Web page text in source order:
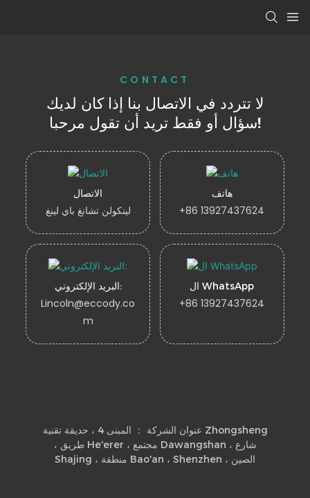
CONTACT
لا تتردد في الاتصال بنا إذا كان لديك
سؤال أو فقط تريد أن تقول مرحبا!
الاتصال
لينكولن تشانغ باي لينغ
هاتف
+86 13927437624
البريد الإلكتروني:
Lincoln@eccody.co
m
ال WhatsApp
+86 13927437624
عنوان الشركة ： المبنى 4 ، حديقة تقنية Zhongsheng
، طريق He'erer ، مجتمع Dawangshan ، شارع
Shajing ، منطقة Bao'an ، Shenzhen ، الصين